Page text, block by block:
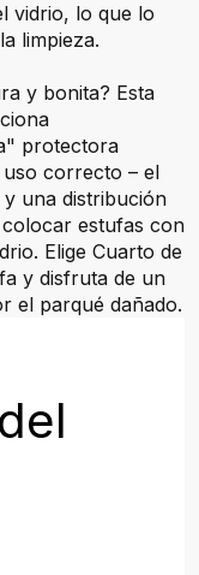
vidrio, lo que lo
limpieza.
y bonita? Esta
protectora
correcto – el
una distribución
estufas con
Elige Cuarto de
y disfruta de un
el parqué dañado.